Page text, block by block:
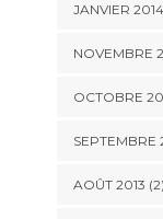
JANVIER
NOVEMBRE
OCTOBRE
SEPTEMBRE
AOÛT 2013 (2)